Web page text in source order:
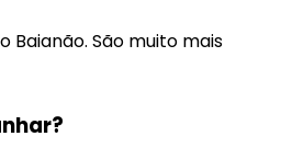
Baianão. São muito mais